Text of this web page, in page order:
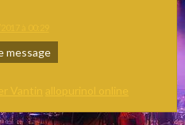
message
Vantin allopurinol online